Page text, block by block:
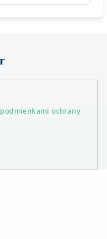
podmienkami ochrany